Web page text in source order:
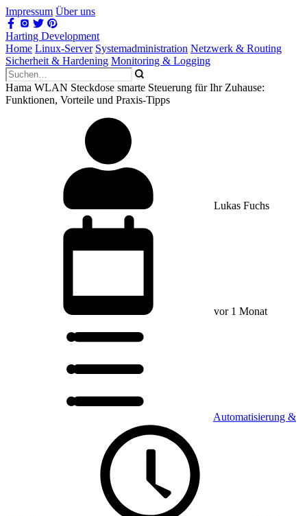
Impressum Über uns
Harting Development
Home Linux-Server Systemadministration Netzwerk & Routing
Sicherheit & Hardening Monitoring & Logging
Hama WLAN Steckdose smarte Steuerung für Ihr Zuhause:
Funktionen, Vorteile und Praxis-Tipps
Lukas Fuchs
vor 1 Monat
Automatisierung &